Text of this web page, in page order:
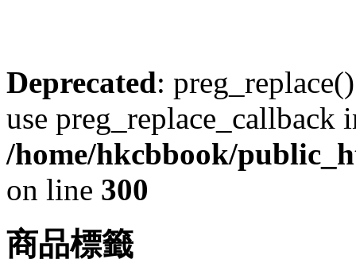
Deprecated:
use preg_replace_callback
/home/hkcbbook/
on line 300
商品標籤